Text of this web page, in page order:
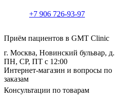
+7 906 726-93-97
Приём пациентов в GMT Clinic
г. Москва, Новинский бульвар,
ПН, СР, ПТ с 12:00
Интернет-магазин и вопросы по
заказам
Консультации по товарам